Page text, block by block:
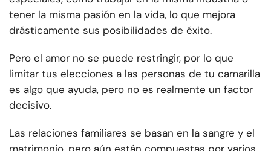
tener la misma pasión en la vida, lo que mejora
drásticamente sus posibilidades de éxito.
Pero el amor no se puede restringir, por lo que
limitar tus elecciones a las personas de tu camarilla
es algo que ayuda, pero no es realmente un factor
decisivo.
Las relaciones familiares se basan en la sangre y el